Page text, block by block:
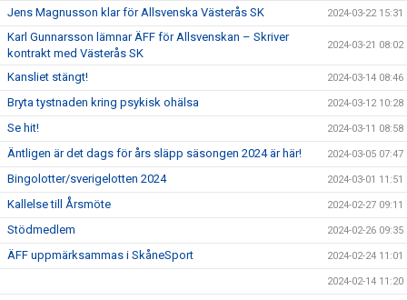
Jens Magnusson klar för Allsvenska Västerås SK 2024-03-22 15:31
Karl Gunnarsson lämnar ÄFF för Allsvenskan – Skriver
kontrakt med Västerås SK
2024-03-21 08:02
Kansliet stängt! 2024-03-14 08:46
Bryta tystnaden kring psykisk ohälsa 2024-03-12 10:28
Se hit! 2024-03-11 08:58
Äntligen är det dags för års släpp säsongen 2024 är här! 2024-03-05 07:47
Bingolotter/sverigelotten 2024 2024-03-01 11:51
Kallelse till Årsmöte 2024-02-27 09:11
Stödmedlem 2024-02-26 09:35
ÄFF uppmärksammas i SkåneSport 2024-02-24 11:01
2024-02-14 11:20